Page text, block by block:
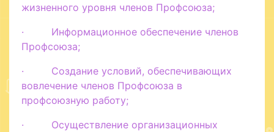
жизненного уровня членов Профсоюза;
· Информационное обеспечение членов
Профсоюза;
· Создание условий, обеспечивающих
вовлечение членов Профсоюза в
профсоюзную работу;
· Осуществление организационных